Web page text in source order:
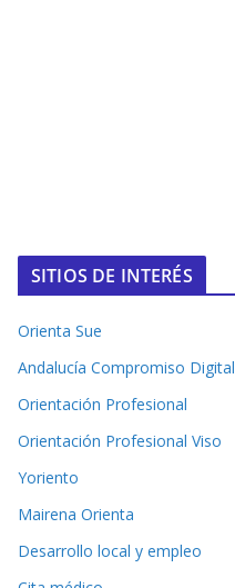
SITIOS DE INTERÉS
Orienta Sue
Andalucía Compromiso Digital
Orientación Profesional
Orientación Profesional Viso
Yoriento
Mairena Orienta
Desarrollo local y empleo